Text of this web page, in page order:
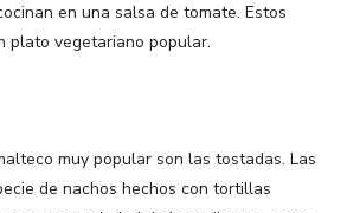
en una salsa de tomate. Estos
plato vegetariano popular.
muy popular son las tostadas. Las
de nachos hechos con tortillas